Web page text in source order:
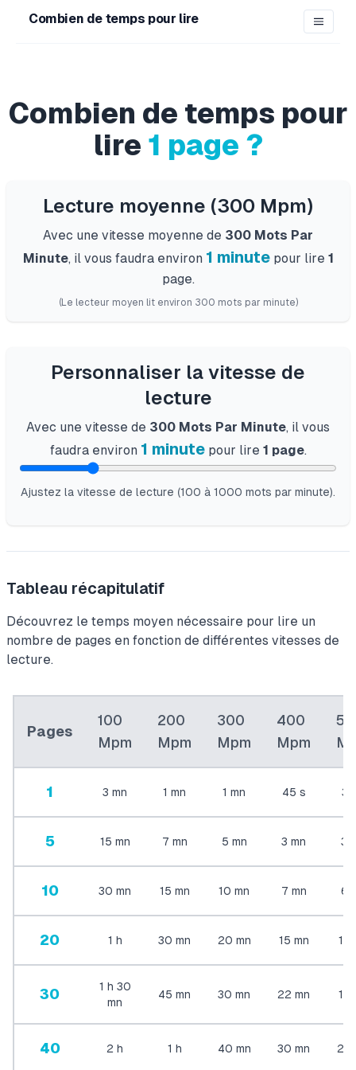
Combien de temps pour lire
Combien de temps pour
lire 1 page ?
Lecture moyenne (300 Mpm)
Avec une vitesse moyenne de 300 Mots Par
Minute, il vous faudra environ 1 minute pour lire 1
page.
(Le lecteur moyen lit environ 300 mots par minute)
Personnaliser la vitesse de
lecture
Avec une vitesse de 300 Mots Par Minute, il vous
faudra environ 1 minutepour lire 1 page.
Ajustez la vitesse de lecture (100 à 1000 mots par minute).
Tableau récapitulatif
Découvrez le temps moyen nécessaire pour lire un
nombre de pages en fonction de différentes vitesses de
lecture.
Pages
100
Mpm
200
Mpm
300
Mpm
400
Mpm
1 3 mn 1 mn 1 mn 45 s 36
5 15 mn 7 mn 5 mn 3 mn 3
10 30 mn 15 mn 10 mn 7 mn 6
20 1 h 30 mn 20 mn 15 mn 12
30 1 h 30
mn
45 mn 30 mn 22 mn 18
40 2 h 1 h 40 mn 30 mn 24